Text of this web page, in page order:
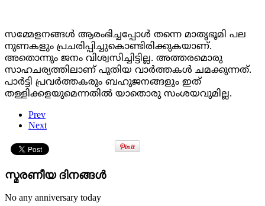
സമ്മേളനങ്ങൾ ആരംഭിച്ചപ്പോൾ തന്നെ മാതൃഭൂമി പല
നുണകളും പ്രചരിപ്പിച്ചുകൊണ്ടിരിക്കുകയാണ്.
അതൊന്നും ജനം വിശ്വസിച്ചിട്ടില്ല. അത്തരമൊരു
സാഹചര്യത്തിലാണ് പുതിയ വാർത്തകൾ ചമക്കുന്നത്.
പാർട്ടി പ്രവർത്തകരും ബഹുജനങ്ങളും ഇത്
തള്ളിക്കളയുമെന്നതിൽ യാതൊരു സംശയവുമില്ല.
Prev
Next
സ്മരണീയ ദിനങ്ങൾ
No any anniversary today